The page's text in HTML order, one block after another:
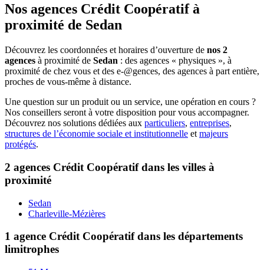
Nos agences Crédit Coopératifà
proximité de Sedan
Découvrez les coordonnées et horaires d’ouverture de nos 2
agences à proximité de Sedan : des agences « physiques », à
proximité de chez vous et des e-@gences, des agences à part entière,
proches de vous-même à distance.
Une question sur un produit ou un service, une opération en cours ?
Nos conseillers seront à votre disposition pour vous accompagner.
Découvrez nos solutions dédiées aux particuliers, entreprises,
structures de l’économie sociale et institutionnelle et majeurs
protégés.
2 agences Crédit Coopératif dans les villes à
proximité
Sedan
Charleville-Mézières
1 agence Crédit Coopératif dans les départements
limitrophes